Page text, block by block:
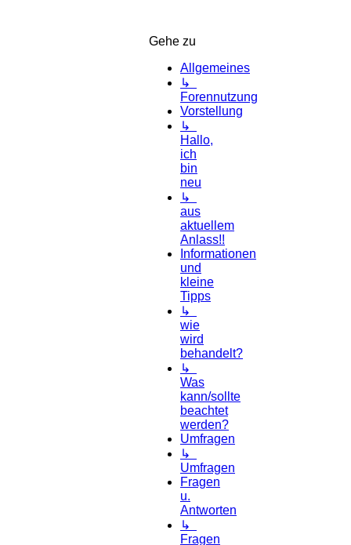
Gehe zu
Allgemeines
↳
Forennutzung
Vorstellung
↳
Hallo,
ich
bin
neu
↳
aus
aktuellem
Anlass!!
Informationen
und
kleine
Tipps
↳
wie
wird
behandelt?
↳
Was
kann/sollte
beachtet
werden?
Umfragen
↳
Umfragen
Fragen
u.
Antworten
↳
Fragen